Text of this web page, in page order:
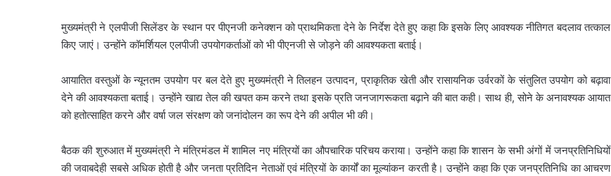
मुख्यमंत्री ने एलपीजी सिलेंडर के स्थान पर पीएनजी कनेक्शन को प्राथमिकता देने के निर्देश देते हुए कहा कि इसके लिए आवश्यक नीतिगत बदलाव तत्काल
किए जाएं। उन्होंने कॉमर्शियल एलपीजी उपयोगकर्ताओं को भी पीएनजी से जोड़ने की आवश्यकता बताई।
आयातित वस्तुओं के न्यूनतम उपयोग पर बल देते हुए मुख्यमंत्री ने तिलहन उत्पादन, प्राकृतिक खेती और रासायनिक उर्वरकों के संतुलित उपयोग को बढ़ावा
देने की आवश्यकता बताई। उन्होंने खाद्य तेल की खपत कम करने तथा इसके प्रति जनजागरूकता बढ़ाने की बात कही। साथ ही, सोने के अनावश्यक आयात
को हतोत्साहित करने और वर्षा जल संरक्षण को जनांदोलन का रूप देने की अपील भी की।
बैठक की शुरुआत में मुख्यमंत्री ने मंत्रिमंडल में शामिल नए मंत्रियों का औपचारिक परिचय कराया। उन्होंने कहा कि शासन के सभी अंगों में जनप्रतिनिधियों
की जवाबदेही सबसे अधिक होती है और जनता प्रतिदिन नेताओं एवं मंत्रियों के कार्यों का मूल्यांकन करती है। उन्होंने कहा कि एक जनप्रतिनिधि का आचरण